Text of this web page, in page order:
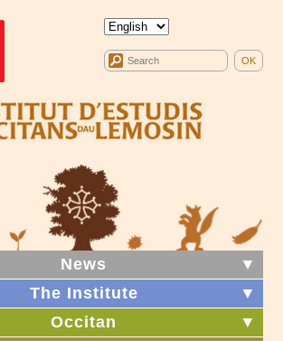
News
▼
The Institute
▼
Occitan
▼